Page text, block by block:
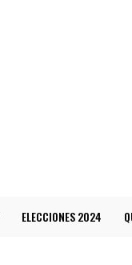
ELECCIONES 2024